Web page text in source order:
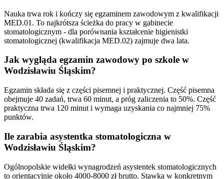
Nauka trwa rok i kończy się egzaminem zawodowym z kwalifikacji
MED.01. To najkrótsza ścieżka do pracy w gabinecie
stomatologicznym - dla porównania kształcenie higienistki
stomatologicznej (kwalifikacja MED.02) zajmuje dwa lata.
Jak wygląda egzamin zawodowy po szkole w
Wodzisławiu Śląskim?
Egzamin składa się z części pisemnej i praktycznej. Część pisemna
obejmuje 40 zadań, trwa 60 minut, a próg zaliczenia to 50%. Część
praktyczna trwa 120 minut i wymaga uzyskania co najmniej 75%
punktów.
Ile zarabia asystentka stomatologiczna w
Wodzisławiu Śląskim?
Ogólnopolskie widełki wynagrodzeń asystentek stomatologicznych
to orientacyjnie około 4000-8000 zł brutto. Stawka w konkretnym